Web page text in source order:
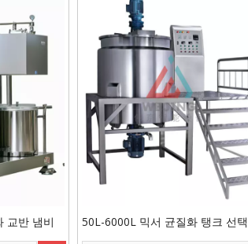
교반 냄비 50L-6000L 믹서 균질화 탱크 선